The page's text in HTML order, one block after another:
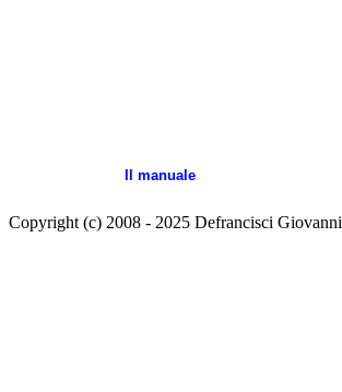
Il manuale
Copyright (c) 2008 - 2025 Defrancisci